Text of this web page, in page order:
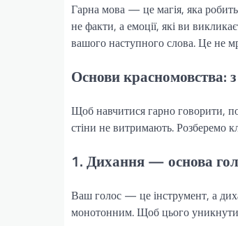
Гарна мова — це магія, яка
не факти, а емоції, які ви
вашого наступного слова. Це не
Основи красномовства:
Щоб навчитися гарно говорити,
стіни не витримають. Розберемо
1. Дихання — основа
Ваш голос — це інструмент, а
монотонним. Щоб цього